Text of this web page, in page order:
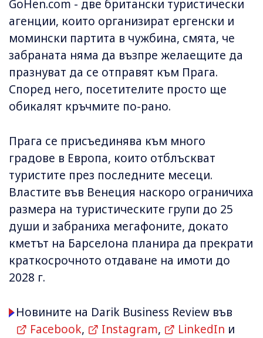
GoHen.com - две британски туристически
агенции, които организират ергенски и
момински партита в чужбина, смята, че
забраната няма да възпре желаещите да
празнуват да се отправят към Прага.
Според него, посетителите просто ще
обикалят кръчмите по-рано.
Прага се присъединява към много
градове в Европа, които отблъскват
туристите през последните месеци.
Властите във Венеция наскоро ограничиха
размера на туристическите групи до 25
души и забраниха мегафоните, докато
кметът на Барселона планира да прекрати
краткосрочното отдаване на имоти до
2028 г.
Новините на Darik Business Review във
Facebook, Instagram, LinkedIn и